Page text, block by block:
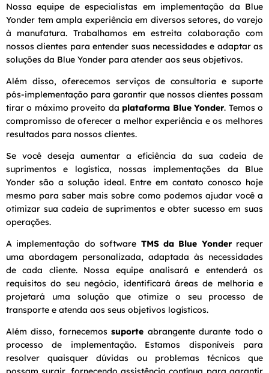
Nossa equipe de especialistas em implementação da Blue
Yonder tem ampla experiência em diversos setores, do varejo
à manufatura. Trabalhamos em estreita colaboração com
nossos clientes para entender suas necessidades e adaptar as
soluções da Blue Yonder para atender aos seus objetivos.
Além disso, oferecemos serviços de consultoria e suporte
pós-implementação para garantir que nossos clientes possam
tirar o máximo proveito da plataforma Blue Yonder. Temos o
compromisso de oferecer a melhor experiência e os melhores
resultados para nossos clientes.
Se você deseja aumentar a eficiência da sua cadeia de
suprimentos e logística, nossas implementações da Blue
Yonder são a solução ideal. Entre em contato conosco hoje
mesmo para saber mais sobre como podemos ajudar você a
otimizar sua cadeia de suprimentos e obter sucesso em suas
operações.
A implementação do software TMS da Blue Yonderrequer
uma abordagem personalizada, adaptada às necessidades
de cada cliente. Nossa equipe analisará e entenderá os
requisitos do seu negócio, identificará áreas de melhoria e
projetará uma solução que otimize o seu processo de
transporte e atenda aos seus objetivos logísticos.
Além disso, fornecemossuporte abrangente durante todo o
processo de implementação. Estamos disponíveis para
resolver quaisquer dúvidas ou problemas técnicos que